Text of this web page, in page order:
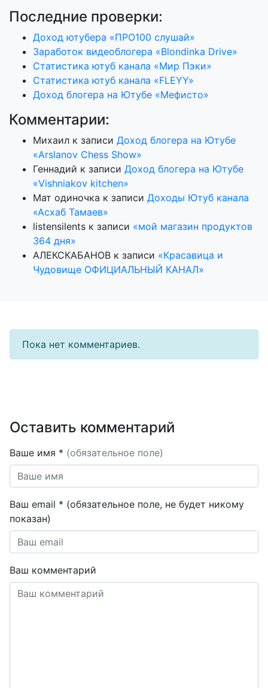
Последние проверки:
Доход ютубера «ПРО100 слушай»
Заработок видеоблогера «Blondinka Drive»
Статистика ютуб канала «Мир Пэки»
Статистика ютуб канала «FLEYY»
Доход блогера на Ютубе «Мефисто»
Комментарии:
Михаил к записи Доход блогера на Ютубе
«Arslanov Chess Show»
Геннадий к записи Доход блогера на Ютубе
«Vishniakov kitchen»
Мат одиночка к записи Доходы Ютуб канала
«Асхаб Тамаев»
listensilents к записи «мой магазин продуктов
364 дня»
АЛЕКСКАБАНОВ к записи «Красавица и
Чудовище ОФИЦИАЛЬНЫЙ КАНАЛ»
Пока нет комментариев.
Оставить комментарий
Ваше имя * (обязательное поле)
Ваш email * (обязательное поле, не будет никому
показан)
Ваш комментарий